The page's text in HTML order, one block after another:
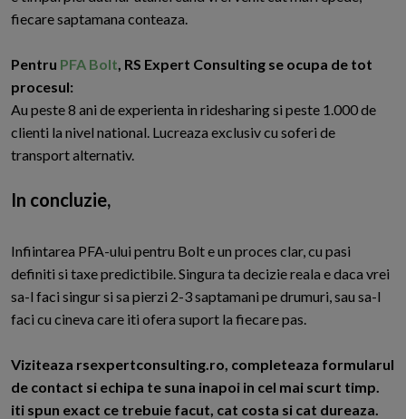
fiecare saptamana conteaza.
Pentru PFA Bolt, RS Expert Consulting se ocupa de tot
procesul:
Au peste 8 ani de experienta in ridesharing si peste 1.000 de
clienti la nivel national. Lucreaza exclusiv cu soferi de
transport alternativ.
In concluzie,
Infiintarea PFA-ului pentru Bolt e un proces clar, cu pasi
definiti si taxe predictibile. Singura ta decizie reala e daca vrei
sa-l faci singur si sa pierzi 2-3 saptamani pe drumuri, sau sa-l
faci cu cineva care iti ofera suport la fiecare pas.
Viziteaza rsexpertconsulting.ro, completeaza formularul
de contact si echipa te suna inapoi in cel mai scurt timp.
iti spun exact ce trebuie facut, cat costa si cat dureaza.